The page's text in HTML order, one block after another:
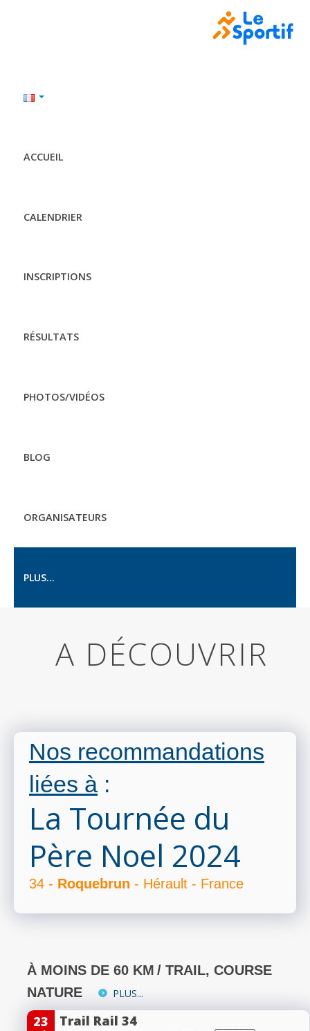
ACCUEIL
CALENDRIER
INSCRIPTIONS
RÉSULTATS
PHOTOS/VIDÉOS
BLOG
ORGANISATEURS
PLUS...
A DÉCOUVRIR
Nos recommandations
liées à :
La Tournée du
Père Noel 2024
34 - Roquebrun - Hérault - France
À MOINS DE 60 KM / TRAIL, COURSE
NATURE
PLUS...
23 Trail Rail 34